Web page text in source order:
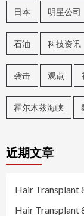
日本 明星公司
石油 科技资讯
袭击 观点
霍尔木兹海峡
近期文章
Hair Transplant
Hair Transplant